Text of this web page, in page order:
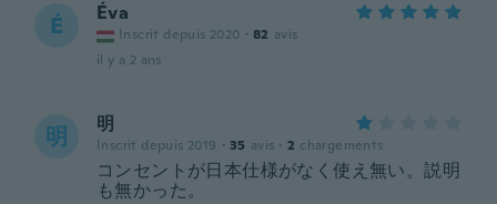
É Éva
Inscrit depuis 2020 · 82 avis
il y a 2 ans
明 明
Inscrit depuis 2019 · 35 avis · 2 chargements
コンセントが日本仕様がなく使え無い。説明
も無かった。